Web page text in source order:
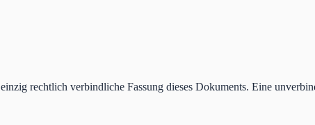
rechtlich verbindliche Fassung dieses Dokuments. Eine